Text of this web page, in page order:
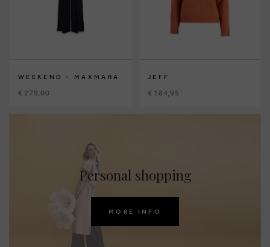
WEEKEND - MAXMARA
€ 279,00
JEFF
€ 184,95
Personal shopping
MORE INFO